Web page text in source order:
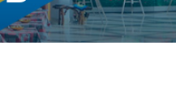
Профилактика COVID-19